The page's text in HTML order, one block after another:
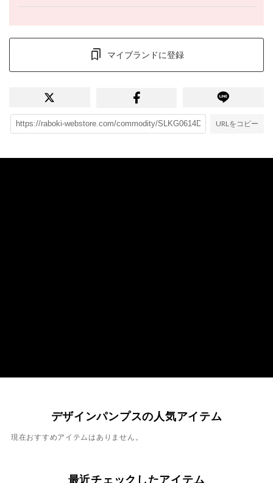
マイブランドに登録
URLをコピー
デザインパンプスの人気アイテム
現在おすすめアイテムはありません。
最近チェックしたアイテム